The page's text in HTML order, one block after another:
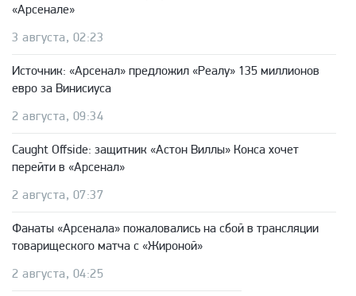
«Арсенале»
3 августа, 02:23
Источник: «Арсенал» предложил «Реалу» 135 миллионов
евро за Винисиуса
2 августа, 09:34
Caught Offside: защитник «Астон Виллы» Конса хочет
перейти в «Арсенал»
2 августа, 07:37
Фанаты «Арсенала» пожаловались на сбой в трансляции
товарищеского матча с «Жироной»
2 августа, 04:25